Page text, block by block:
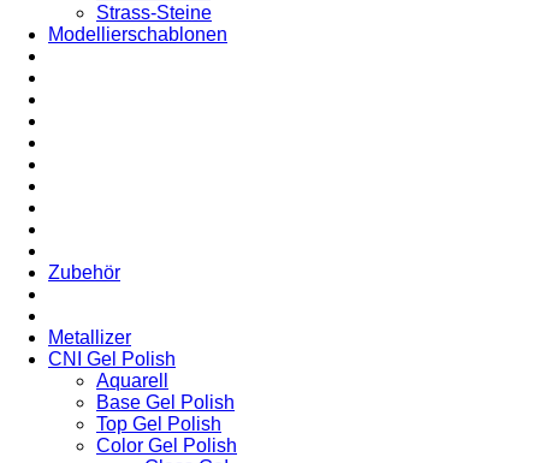
Strass-Steine
Modellierschablonen
Zubehör
Metallizer
CNI Gel Polish
Aquarell
Base Gel Polish
Top Gel Polish
Color Gel Polish